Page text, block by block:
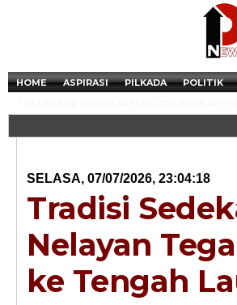
HOME ASPIRASI PILKADA POLITIK
SELASA, 07/07/2026, 23:04:18
Tradisi
Nelayan
ke Tengah